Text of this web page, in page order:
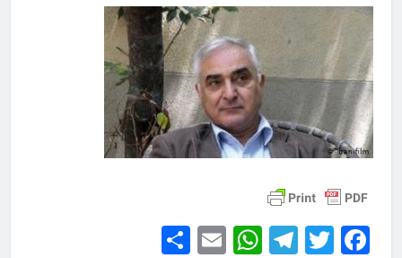
Facebook
Twitter
Telegram
WhatsApp
Email